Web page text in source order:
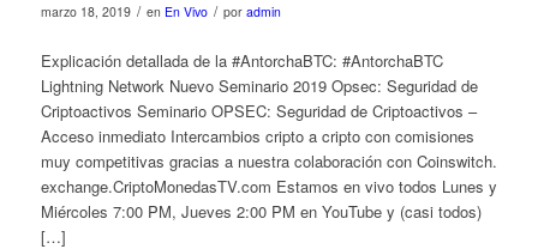
marzo 18, 2019 / en En Vivo / por admin
Explicación detallada de la #AntorchaBTC: #AntorchaBTC
Lightning Network Nuevo Seminario 2019 Opsec: Seguridad de
Criptoactivos Seminario OPSEC: Seguridad de Criptoactivos –
Acceso inmediato Intercambios cripto a cripto con comisiones
muy competitivas gracias a nuestra colaboración con Coinswitch.
exchange.CriptoMonedasTV.com Estamos en vivo todos Lunes y
Miércoles 7:00 PM, Jueves 2:00 PM en YouTube y (casi todos)
[…]